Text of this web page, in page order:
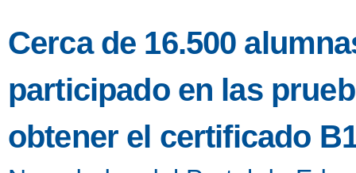
Cerca de 16.500
participado en las
obtener el certificado